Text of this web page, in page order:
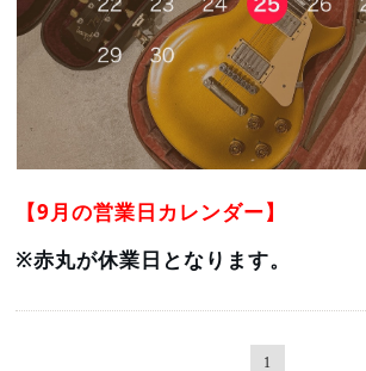
【9月の営業日カレンダー】
※赤丸が休業日となります。
1